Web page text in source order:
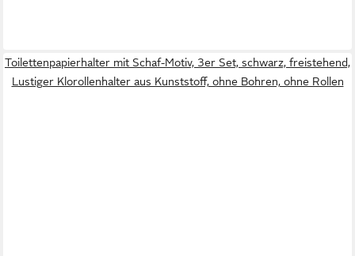
Toilettenpapierhalter mit Schaf-Motiv, 3er Set, schwarz, freistehend,
Lustiger Klorollenhalter aus Kunststoff, ohne Bohren, ohne Rollen